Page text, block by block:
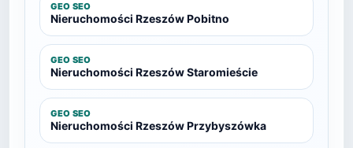
GEO SEO
Nieruchomości Rzeszów Pobitno
GEO SEO
Nieruchomości Rzeszów Staromieście
GEO SEO
Nieruchomości Rzeszów Przybyszówka